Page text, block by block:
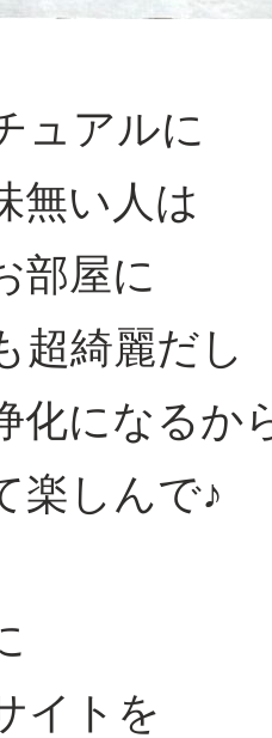
ュアルに
無い人は
部屋に
綺麗だし
化になるか
楽しんで♪
イトを